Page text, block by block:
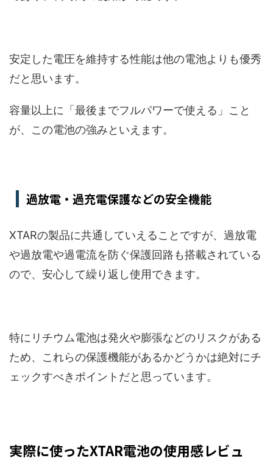
安定した電圧を維持する性能は他の電池よりも優秀
だと思います。
容量以上に「最後までフルパワーで使える」こと
が、この電池の強みといえます。
過放電・過充電保護などの安全機能
XTARの製品に共通していえることですが、過放電
や過放電や過電流を防ぐ保護回路も搭載されている
ので、安心して繰り返し使用できます。
特にリチウム電池は発火や膨張などのリスクがある
ため、これらの保護機能があるかどうかは絶対にチ
ェックすべきポイントだと思っています。
実際に使ったXTAR電池の使用感レビュ